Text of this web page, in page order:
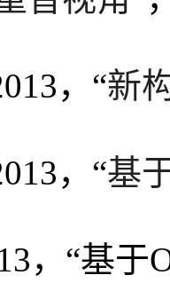
，“新
，“基
，“基于